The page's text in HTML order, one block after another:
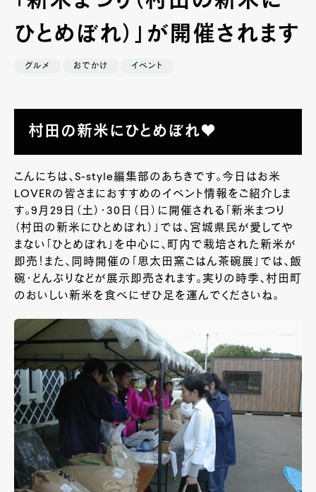
ひとめぼれ）」が開催されます
グルメ おでかけ イベント
村田の新米にひとめぼれ♥
こんにちは、S-style編集部のあちきです。今日はお米
LOVERの皆さまにおすすめのイベント情報をご紹介しま
す。9月29日（土）・30日（日）に開催される「新米まつり
（村田の新米にひとめぼれ）」では、宮城県民が愛してや
まない「ひとめぼれ」を中心に、町内で栽培された新米が
即売！また、同時開催の「思太田窯ごはん茶碗展」では、飯
碗・どんぶりなどが展示即売されます。実りの時季、村田町
のおいしい新米を食べにぜひ足を運んでくださいね。